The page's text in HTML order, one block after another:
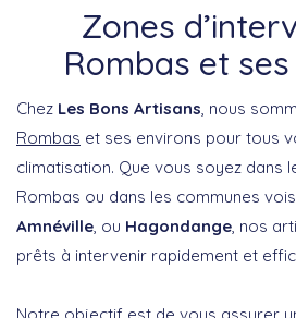
Zones
Rombas et
Chez Les Bons Artisans , nous
Rombas et ses environs pour tous
climatisation. Que vous soyez dans
Rombas ou dans les communes
Amnéville , ou Hagondange , nos
prêts à intervenir rapidement et